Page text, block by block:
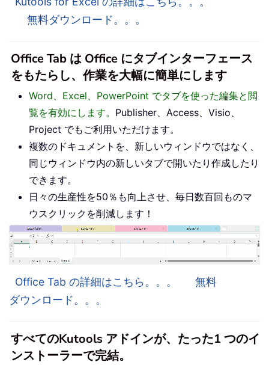
無料ダウンロード。。。
Office Tab は Office にタブインターフェース
をもたらし、作業を大幅に簡単にします
Word、Excel、PowerPoint でタブを使った編集と閲
覧を有効にします。 Publisher、Access、Visio、
Project でもご利用いただけます。
複数のドキュメントを、新しいウィンドウではなく、
同じウィンドウ内の新しいタブで開いたり作成したり
できます。
日々の生産性を50％も向上させ、毎日数百回ものマ
ウスクリックを削減します！
Office Tab の詳細はこちら。。。
無料
ダウンロード。。。
すべてのKutools アドインが、たった1 つのイ
ンストーラーで完結。